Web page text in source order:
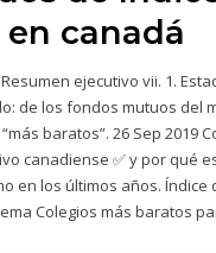
canadá
ejecutivo vii. 1.
de los fondos mutuos del
baratos”. 26 Sep 2019
canadiense ✅ y por qué
en los últimos años. Índice
Colegios más baratos